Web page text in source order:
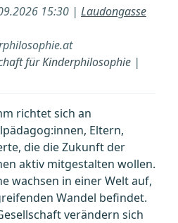
15:30 | Laudongasse
für Kinderphilosophie |
richtet sich an
Eltern,
die die Zukunft der
aktiv mitgestalten wollen.
wachsen in einer Welt auf,
Wandel befindet.
verändern sich